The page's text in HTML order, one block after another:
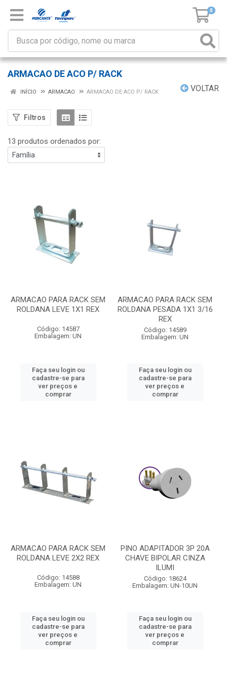
0
ARMACAO DE ACO P/ RACK
VOLTAR
INÍCIO ARMACAO ARMACAO DE ACO P/ RACK
Filtros
13 produtos ordenados por:
ARMACAO PARA RACK SEM
ROLDANA LEVE 1X1 REX
Código: 14587
Embalagem: UN
Faça seu login ou
cadastre-se para
ver preços e
comprar
ARMACAO PARA RACK SEM
ROLDANA PESADA 1X1 3/16
REX
Código: 14589
Embalagem: UN
Faça seu login ou
cadastre-se para
ver preços e
comprar
ARMACAO PARA RACK SEM
ROLDANA LEVE 2X2 REX
Código: 14588
Embalagem: UN
Faça seu login ou
cadastre-se para
ver preços e
comprar
PINO ADAPITADOR 3P 20A
CHAVE BIPOLAR CINZA
ILUMI
Código: 18624
Embalagem: UN-10UN
Faça seu login ou
cadastre-se para
ver preços e
comprar